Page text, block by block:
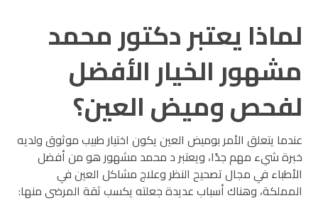
لماذا يعتبر دكتور محمد
مشهور الخيار الأفضل
لفحص وميض العين؟
عندما يتعلق الأمر بوميض العين يكون اختيار طبيب موثوق ولديه
خبرة شيء مهم جدًا، ويعتبر د محمد مشهور هو من أفضل
الأطباء في مجال تصحيح النظر وعلاج مشاكل العين في
المملكة، وهناك أسباب عديدة جعلته يكسب ثقة المرضى منها: